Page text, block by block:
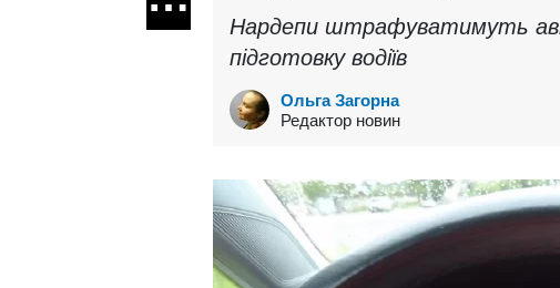
Нардепи штрафуватимуть
підготовку водіїв
Ольга Загорна
Редактор новин